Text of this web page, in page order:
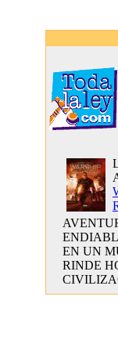
EN UN
RINDE